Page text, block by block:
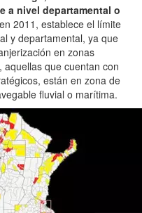
a nivel departamental o
2011, establece el límite
y departamental, ya que
en zonas
que cuentan con
están en zona de
fluvial o marítima.